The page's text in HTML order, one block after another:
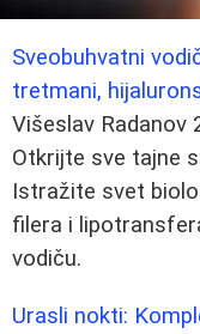
Sveobuhvatni
tretmani,
Višeslav Radanov
Otkrijte sve tajne
Istražite svet
filera i
vodiču.
Urasli nokti: